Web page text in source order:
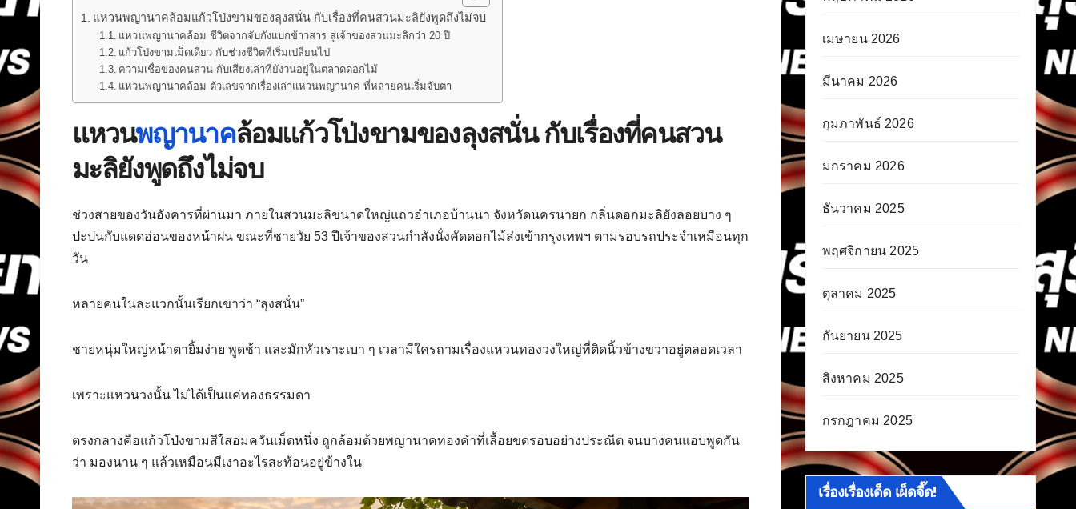
แหวนพญานาคล้อมแก้วโป่งขามของลุงสนั่น กับเรื่องที่คนสวนมะลิยังพูดถึงไม่จบ
แหวนพญานาคล้อม ชีวิตจากจับกังแบกข้าวสาร สู่เจ้าของสวนมะลิกว่า 20 ปี
แก้วโป่งขามเม็ดเดียว กับช่วงชีวิตที่เริ่มเปลี่ยนไป
ความเชื่อของคนสวน กับเสียงเล่าที่ยังวนอยู่ในตลาดดอกไม้
แหวนพญานาคล้อม ตัวเลขจากเรื่องเล่าแหวนพญานาค ที่หลายคนเริ่มจับตา
แหวนพญานาคล้อมแก้วโป่งขามของลุงสนั่น กับเรื่องที่คนสวน
มะลิยังพูดถึงไม่จบ
ช่วงสายของวันอังคารที่ผ่านมา ภายในสวนมะลิขนาดใหญ่แถวอำเภอบ้านนา จังหวัดนครนายก กลิ่นดอกมะลิยังลอยบาง ๆ
ปะปนกับแดดอ่อนของหน้าฝน ขณะที่ชายวัย 53 ปีเจ้าของสวนกำลังนั่งคัดดอกไม้ส่งเข้ากรุงเทพฯ ตามรอบรถประจำเหมือนทุก
วัน
หลายคนในละแวกนั้นเรียกเขาว่า “ลุงสนั่น”
ชายหนุ่มใหญ่หน้าตายิ้มง่าย พูดช้า และมักหัวเราะเบา ๆ เวลามีใครถามเรื่องแหวนทองวงใหญ่ที่ติดนิ้วข้างขวาอยู่ตลอดเวลา
เพราะแหวนวงนั้น ไม่ได้เป็นแค่ทองธรรมดา
ตรงกลางคือแก้วโป่งขามสีใสอมควันเม็ดหนึ่ง ถูกล้อมด้วยพญานาคทองคำที่เลื้อยขดรอบอย่างประณีต จนบางคนแอบพูดกัน
ว่า มองนาน ๆ แล้วเหมือนมีเงาอะไรสะท้อนอยู่ข้างใน
เมษายน 2026
มีนาคม 2026
กุมภาพันธ์ 2026
มกราคม 2026
ธันวาคม 2025
พฤศจิกายน 2025
ตุลาคม 2025
กันยายน 2025
สิงหาคม 2025
กรกฎาคม 2025
เรื่องเรื่องเด็ด เผ็ดจี๊ด!